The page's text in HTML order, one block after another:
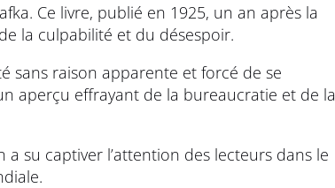
Ce livre, publié en 1925, un an après la
la culpabilité et du désespoir.
sans raison apparente et forcé de se
aperçu effrayant de la bureaucratie et de la
su captiver l’attention des lecteurs dans le